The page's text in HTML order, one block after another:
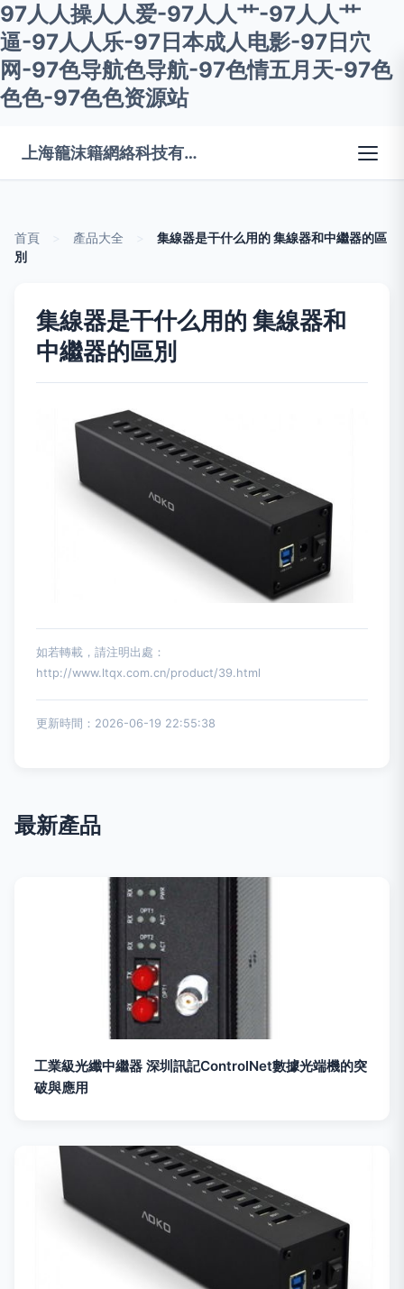
97人人操人人爱-97人人艹-97人人艹
逼-97人人乐-97日本成人电影-97日穴
网-97色导航色导航-97色情五月天-97色
色色-97色色资源站
上海籠沫籍網絡科技有限公司
首頁 產品大全
集線器是干什么用的 集線器和中繼器的區
別
集線器是干什么用的 集線器和
中繼器的區別
如若轉載，請注明出處：
http://www.ltqx.com.cn/product/39.html
更新時間：2026-06-19 22:55:38
最新產品
工業級光纖中繼器 深圳訊記ControlNet數據光端機的突
破與應用